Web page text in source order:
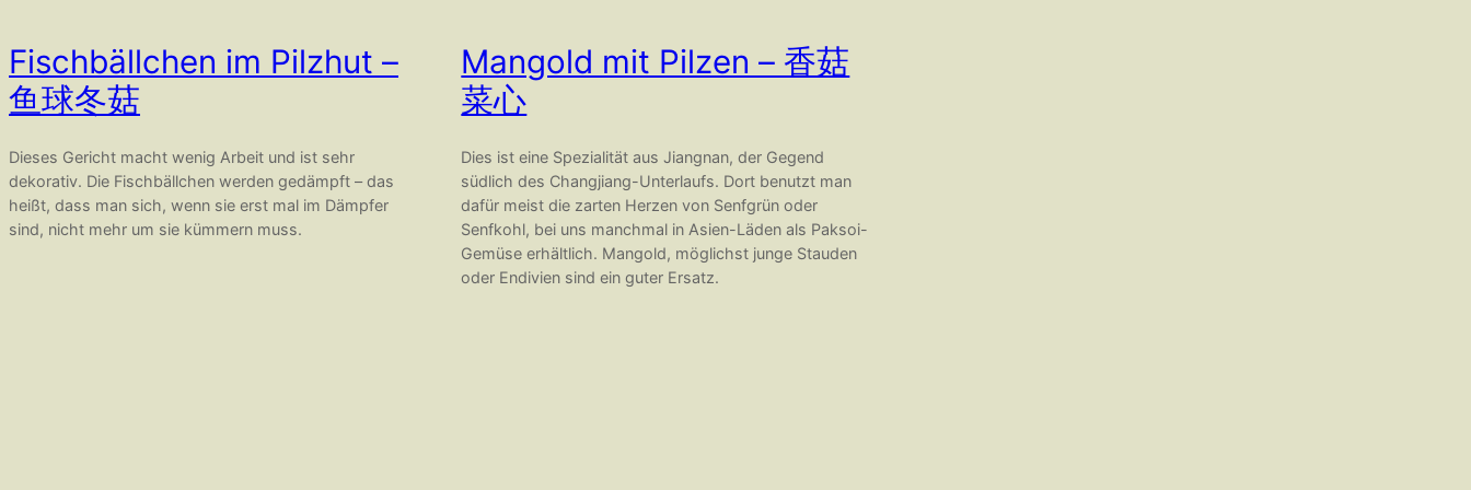
Fischbällchen im Pilzhut –
鱼球冬菇
Dieses Gericht macht wenig Arbeit und ist sehr
dekorativ. Die Fischbällchen werden gedämpft – das
heißt, dass man sich, wenn sie erst mal im Dämpfer
sind, nicht mehr um sie kümmern muss.
Mangold mit Pilzen – 香菇
菜心
Dies ist eine Spezialität aus Jiangnan, der Gegend
südlich des Changjiang-Unterlaufs. Dort benutzt man
dafür meist die zarten Herzen von Senfgrün oder
Senfkohl, bei uns manchmal in Asien-Läden als Paksoi-
Gemüse erhältlich. Mangold, möglichst junge Stauden
oder Endivien sind ein guter Ersatz.